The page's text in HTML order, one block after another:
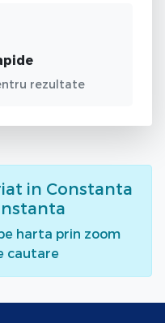
rezultate
in Constanta
harta prin zoom
cautare